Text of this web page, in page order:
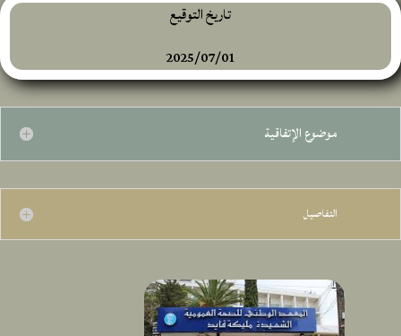
تاريخ التوقيع
2025/07/01
موضوع الإتفاقية
التفاصيل